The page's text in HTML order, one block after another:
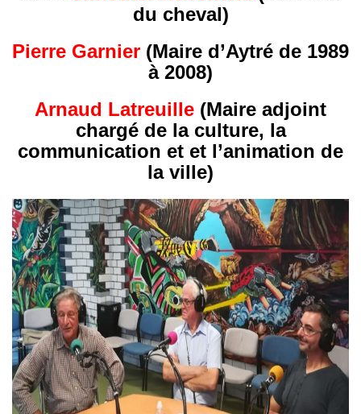
du cheval)
Pierre Garnier (Maire d’Aytré de 1989
à 2008)
Arnaud Latreuille (Maire adjoint
chargé de la culture, la
communication et et l’animation de
la ville)